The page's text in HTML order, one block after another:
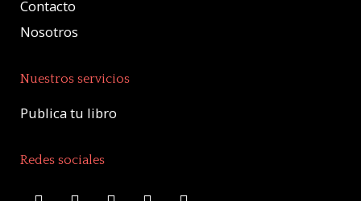
Contacto
Nosotros
Nuestros servicios
Publica tu libro
Redes sociales